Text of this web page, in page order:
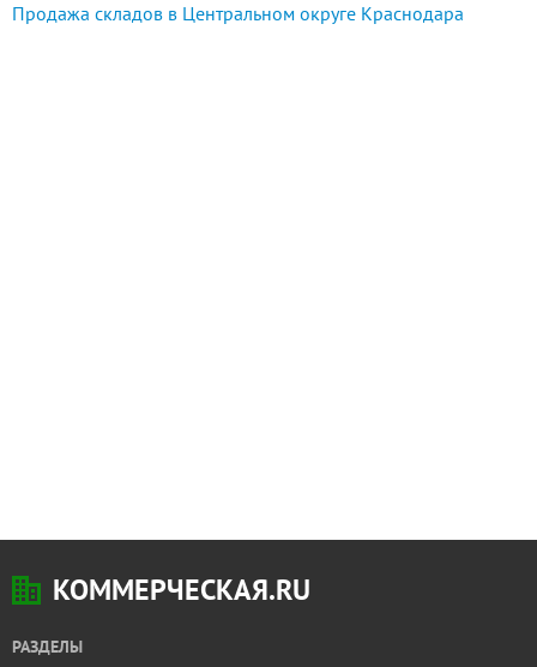
Продажа складов в Центральном округе Краснодара
КОММЕРЧЕСКАЯ.RU
РАЗДЕЛЫ